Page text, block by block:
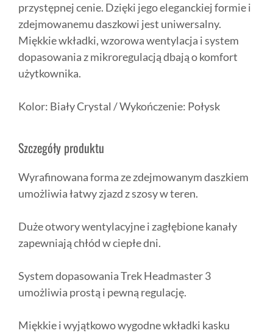
przystępnej cenie. Dzięki jego eleganckiej formie i
zdejmowanemu daszkowi jest uniwersalny.
Miękkie wkładki, wzorowa wentylacja i system
dopasowania z mikroregulacją dbają o komfort
użytkownika.
Kolor: Biały Crystal / Wykończenie: Połysk
Szczegóły produktu
Wyrafinowana forma ze zdejmowanym daszkiem
umożliwia łatwy zjazd z szosy w teren.
Duże otwory wentylacyjne i zagłębione kanały
zapewniają chłód w ciepłe dni.
System dopasowania Trek Headmaster 3
umożliwia prostą i pewną regulację.
Miękkie i wyjątkowo wygodne wkładki kasku